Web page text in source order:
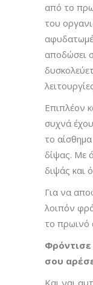
από το
του
αποδώσει
Επιπλέον
συχνά
το
δίψας. Με
διψάς και
Για να
λοιπόν
το πρωινό
Φρόντισε
σου
Και ναι